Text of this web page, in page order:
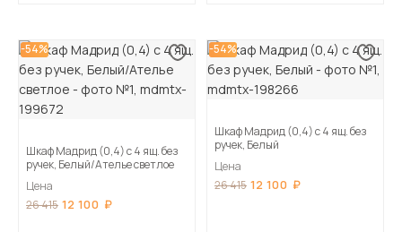
-54%
Шкаф Мадрид (0,4) с 4 ящ. без
ручек, Белый/Ателье светлое
Цена
26 415 12 100
-54%
Шкаф Мадрид (0,4) с 4 ящ. без
ручек, Белый
Цена
26 415 12 100